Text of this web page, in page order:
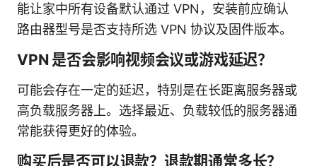
能让家中所有设备默认通过 VPN，安装前应确认
路由器型号是否支持所选 VPN 协议及固件版本。
VPN 是否会影响视频会议或游戏延迟？
可能会存在一定的延迟，特别是在长距离服务器或
高负载服务器上。选择最近、负载较低的服务器通
常能获得更好的体验。
购买后是否可以退款？退款期通常多长？